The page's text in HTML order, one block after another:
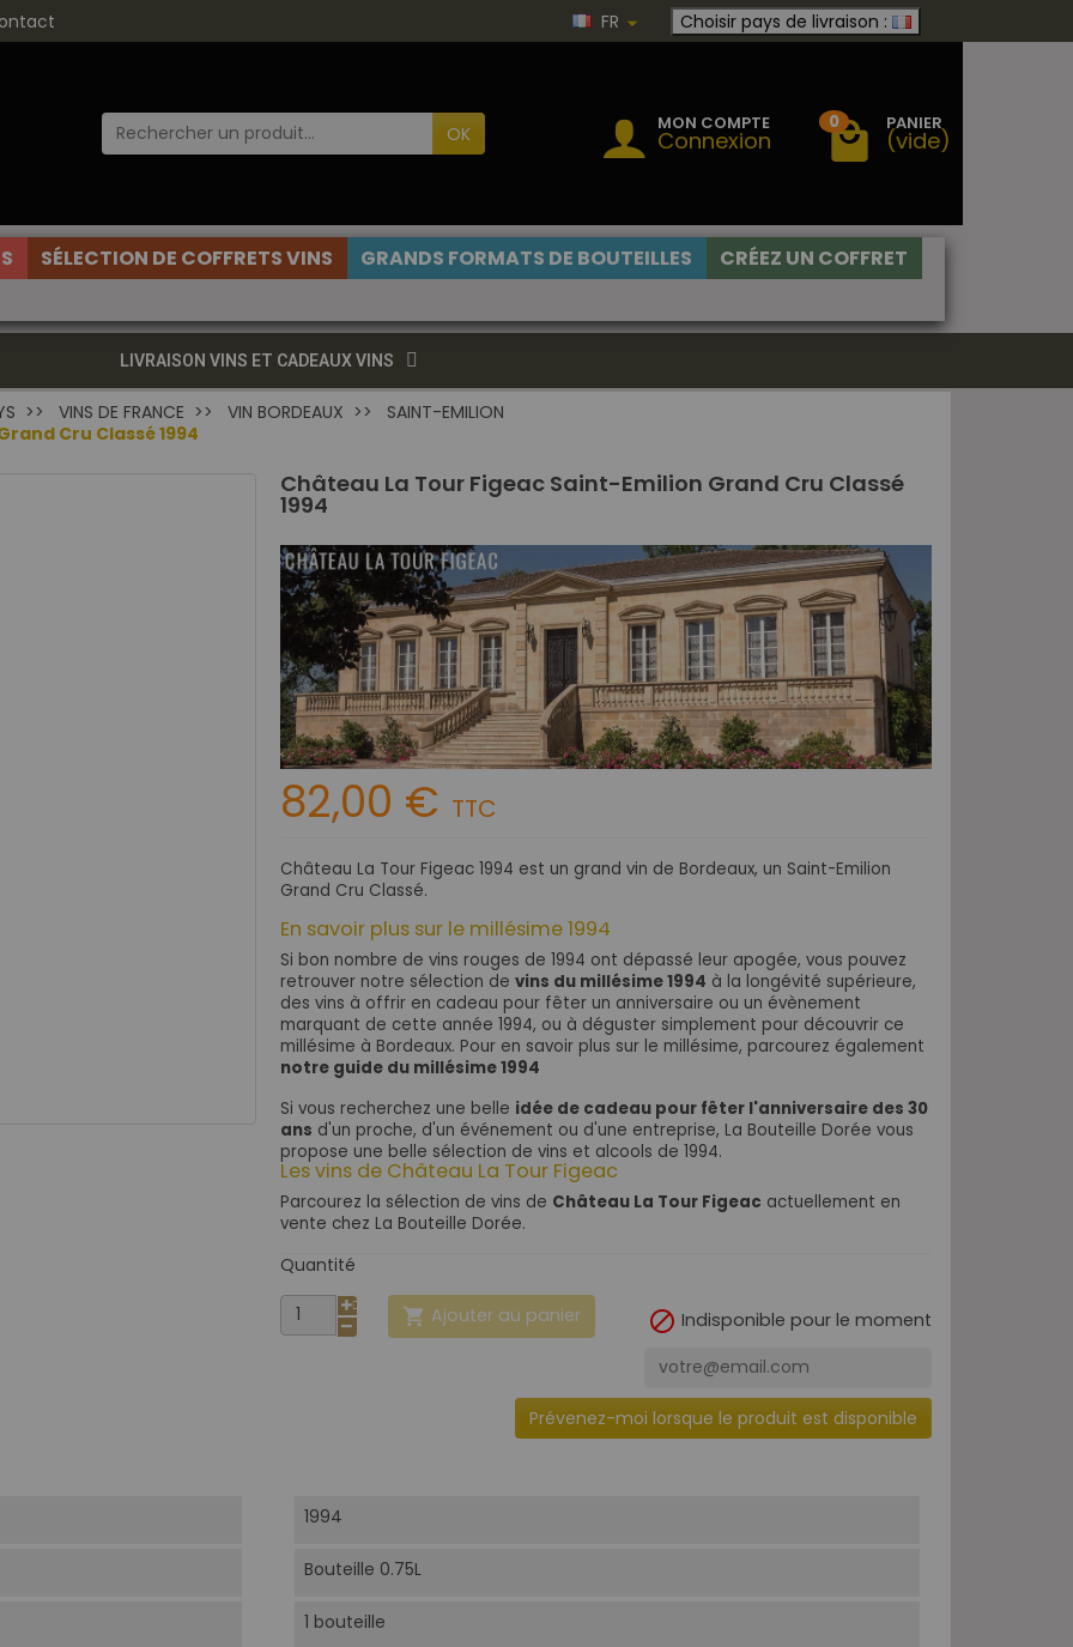
FR Choisir pays de livraison :
OK MON COMPTE
Connexion
0 PANIER
(vide)
SÉLECTION DE COFFRETS VINS GRANDS FORMATS DE BOUTEILLES
CRÉEZ UN COFFRET
LIVRAISON VINS ET CADEAUX VINS
VINS DE FRANCE VIN BORDEAUX
SAINT-EMILION
Cru Classé 1994
Château La Tour Figeac Saint-Emilion Grand Cru Classé
1994
82,00 € TTC
Château La Tour Figeac 1994 est un grand vin de Bordeaux, un Saint-Emilion
Grand Cru Classé.
En savoir plus sur le millésime 1994
Si bon nombre de vins rouges de 1994 ont dépassé leur apogée, vous pouvez
retrouver notre sélection de vins du millésime 1994 à la longévité supérieure,
des vins à offrir en cadeau pour fêter un anniversaire ou un évènement
marquant de cette année 1994, ou à déguster simplement pour découvrir ce
millésime à Bordeaux. Pour en savoir plus sur le millésime, parcourez également
notre guide du millésime 1994
Si vous recherchez une belle idée de cadeau pour fêter l'anniversaire des 30
ans d'un proche, d'un événement ou d'une entreprise, La Bouteille Dorée vous
propose une belle sélection de vins et alcools de 1994.
Les vins de Château La Tour Figeac
Parcourez la sélection de vins de Château La Tour Figeac actuellement en
vente chez La Bouteille Dorée.
Quantité
 Ajouter au panier  Indisponible pour le moment
Prévenez-moi lorsque le produit est disponible
1994
Bouteille 0.75L
1 bouteille